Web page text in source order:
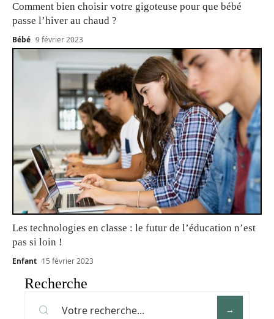
Comment bien choisir votre gigoteuse pour que bébé
passe l’hiver au chaud ?
Bébé 9 février 2023
Les technologies en classe : le futur de l’éducation n’est
pas si loin !
Enfant 15 février 2023
Recherche